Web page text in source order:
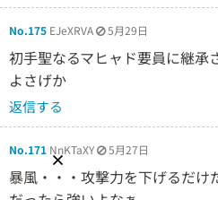
No.175 EJeXRVA 5月29日
初手聖なるマヒャド要員に継承
よさげか
返信する
No.171 NnKTaXY 5月27日
暴風・・・攻撃力を下げるだけ